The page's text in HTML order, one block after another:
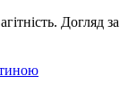
Догляд за